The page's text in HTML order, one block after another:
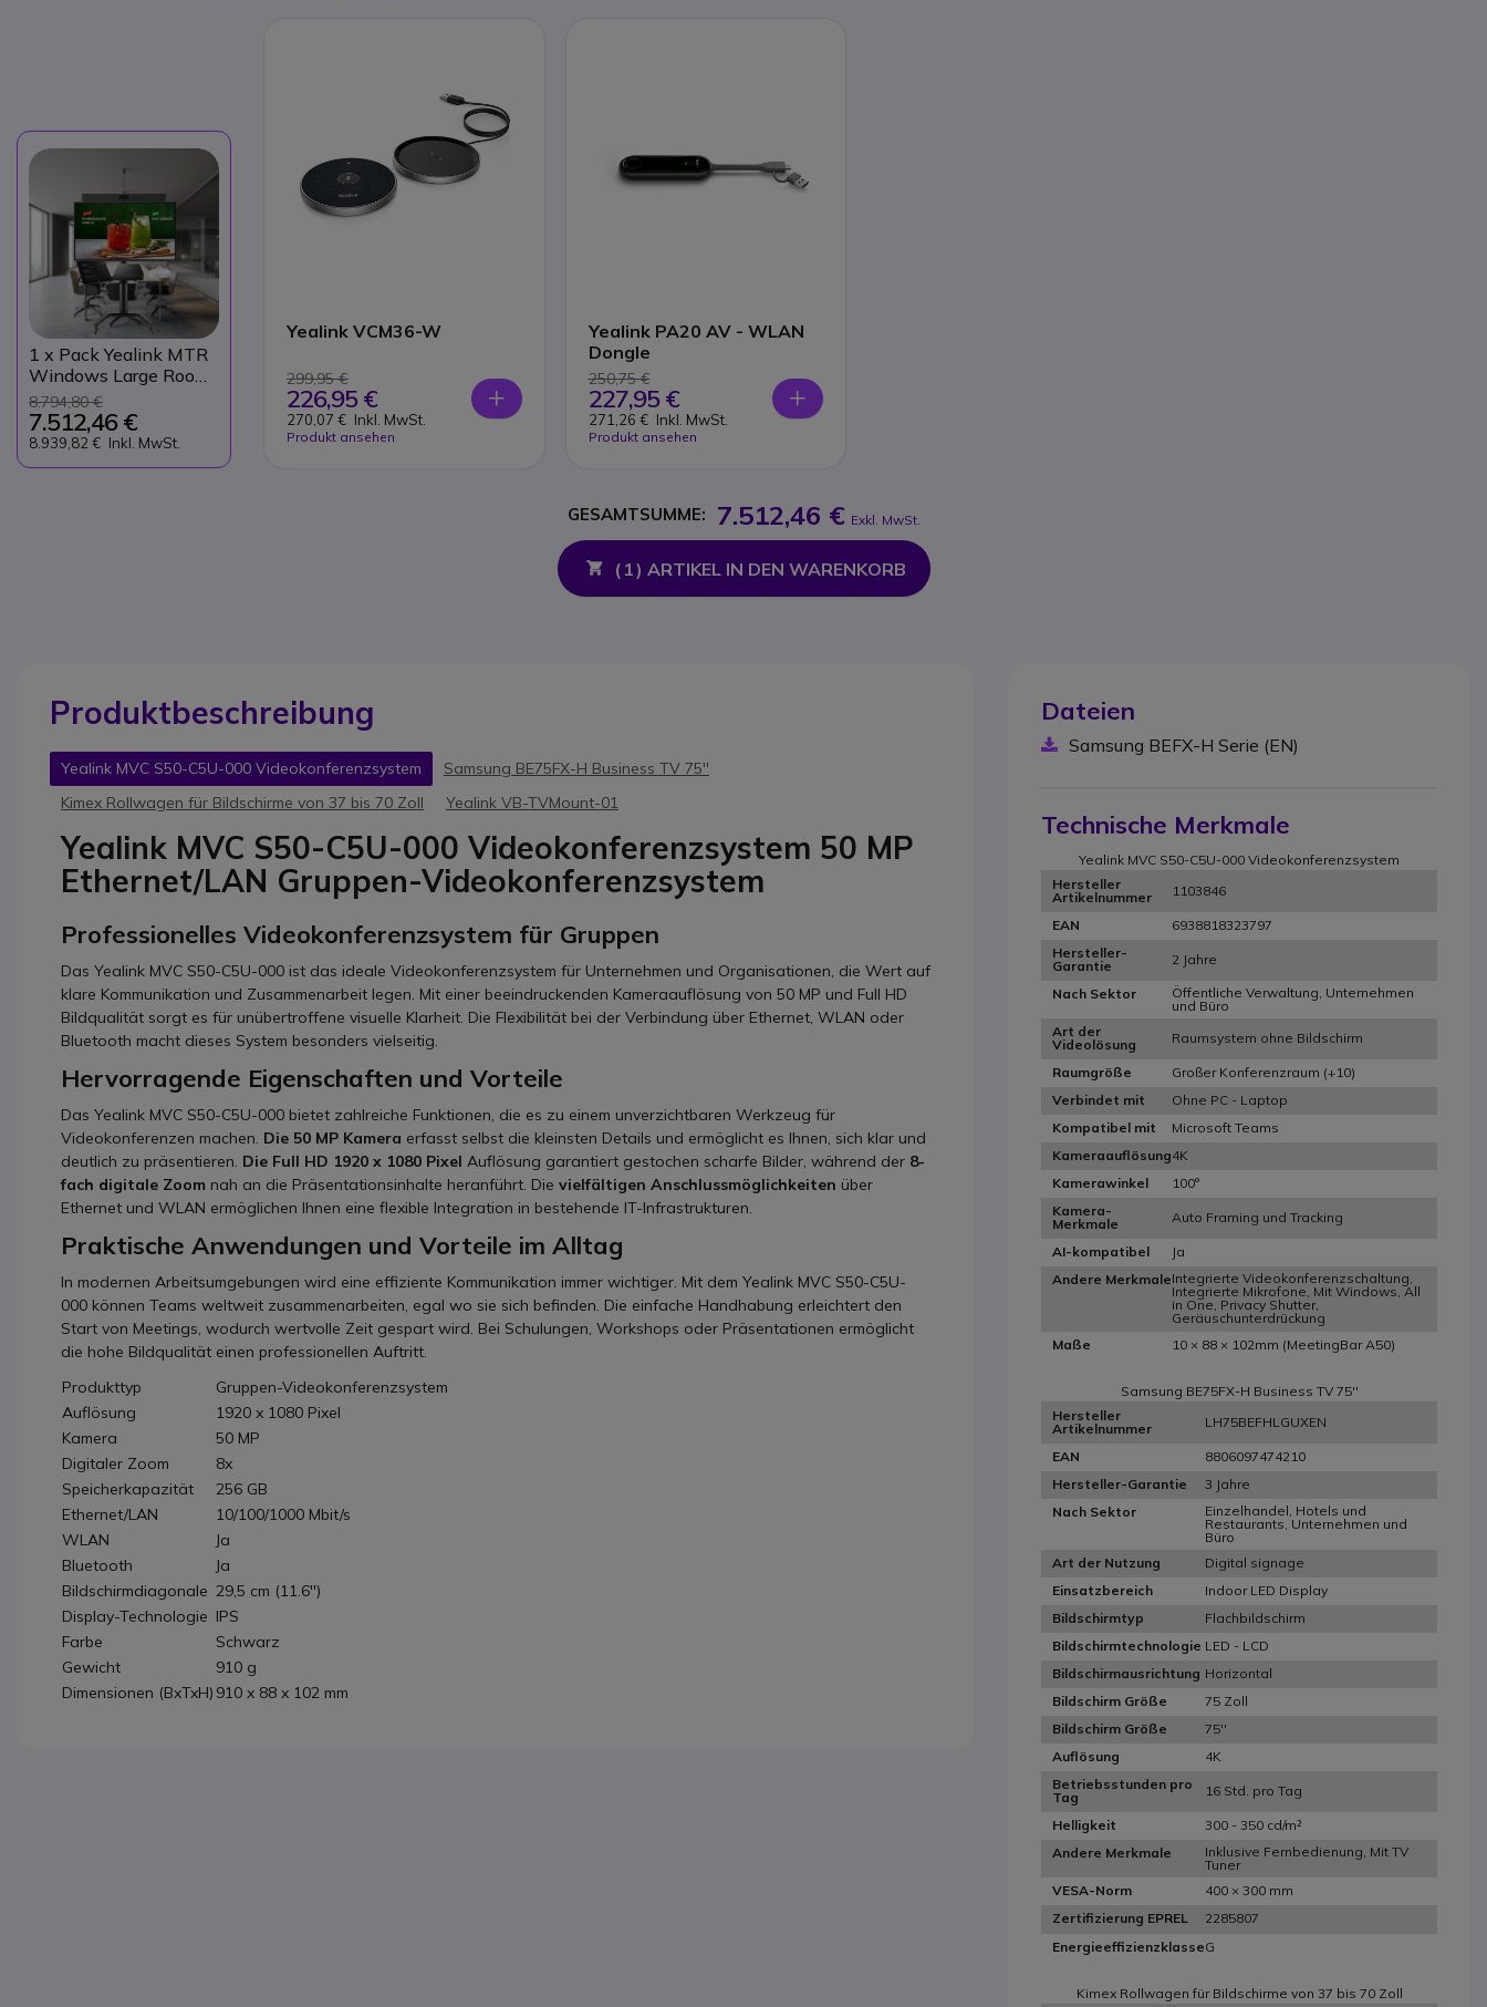
1 x Pack Yealink MTR
Windows Large Room
mit Rollwagen
8.794,80 €
7.512,46 €
8.939,82 € Inkl. MwSt.
Yealink VCM36-W
299,95 €
226,95 €
270,07 € Inkl. MwSt.
Produkt ansehen
Yealink PA20 AV - WLAN
Dongle
250,75 €
227,95 €
271,26 € Inkl. MwSt.
Produkt ansehen
GESAMTSUMME: 7.512,46 € Exkl. MwSt.
( 1) ARTIKEL IN DEN WARENKORB
Produktbeschreibung
Yealink MVC S50-C5U-000 Videokonferenzsystem
Samsung BE75FX-H Business TV 75''
Kimex Rollwagen für Bildschirme von 37 bis 70 Zoll
Yealink VB-TVMount-01
Yealink MVC S50-C5U-000 Videokonferenzsystem 50 MP
Ethernet/LAN Gruppen-Videokonferenzsystem
Professionelles Videokonferenzsystem für Gruppen
Das Yealink MVC S50-C5U-000 ist das ideale Videokonferenzsystem für Unternehmen und Organisationen, die Wert auf
klare Kommunikation und Zusammenarbeit legen. Mit einer beeindruckenden Kameraauflösung von 50 MP und Full HD
Bildqualität sorgt es für unübertroffene visuelle Klarheit. Die Flexibilität bei der Verbindung über Ethernet, WLAN oder
Bluetooth macht dieses System besonders vielseitig.
Hervorragende Eigenschaften und Vorteile
Das Yealink MVC S50-C5U-000 bietet zahlreiche Funktionen, die es zu einem unverzichtbaren Werkzeug für
Videokonferenzen machen. Die 50 MP Kamera erfasst selbst die kleinsten Details und ermöglicht es Ihnen, sich klar und
deutlich zu präsentieren. Die Full HD 1920 x 1080 Pixel Auflösung garantiert gestochen scharfe Bilder, während der 8-
fach digitale Zoom nah an die Präsentationsinhalte heranführt. Die vielfältigen Anschlussmöglichkeiten über
Ethernet und WLAN ermöglichen Ihnen eine flexible Integration in bestehende IT-Infrastrukturen.
Praktische Anwendungen und Vorteile im Alltag
In modernen Arbeitsumgebungen wird eine effiziente Kommunikation immer wichtiger. Mit dem Yealink MVC S50-C5U-
000 können Teams weltweit zusammenarbeiten, egal wo sie sich befinden. Die einfache Handhabung erleichtert den
Start von Meetings, wodurch wertvolle Zeit gespart wird. Bei Schulungen, Workshops oder Präsentationen ermöglicht
die hohe Bildqualität einen professionellen Auftritt.
Produkttyp
Gruppen-Videokonferenzsystem
Auflösung
1920 x 1080 Pixel
Kamera
50 MP
Digitaler Zoom
8x
Speicherkapazität
256 GB
Ethernet/LAN
10/100/1000 Mbit/s
WLAN
Ja
Bluetooth
Ja
Bildschirmdiagonale 29,5 cm (11.6'')
Display-Technologie IPS
Farbe
Schwarz
Gewicht
910 g
Dimensionen (BxTxH) 910 x 88 x 102 mm
Dateien
Samsung BEFX-H Serie (EN)
Technische Merkmale
Yealink MVC S50-C5U-000 Videokonferenzsystem
Hersteller
Artikelnummer
1103846
EAN
6938818323797
Hersteller-
Garantie
2 Jahre
Nach Sektor
Öffentliche Verwaltung, Unternehmen
und Büro
Art der
Videolösung
Raumsystem ohne Bildschirm
Raumgröße
Großer Konferenzraum (+10)
Verbindet mit
Ohne PC - Laptop
Kompatibel mit
Microsoft Teams
Kameraauflösung4K
Kamerawinkel
100°
Kamera-
Merkmale
Auto Framing und Tracking
AI-kompatibel
Ja
Andere MerkmaleIntegrierte Videokonferenzschaltung,
Integrierte Mikrofone, Mit Windows, All
in One, Privacy Shutter,
Geräuschunterdrückung
Maße
10 × 88 × 102mm (MeetingBar A50)
Samsung BE75FX-H Business TV 75''
Hersteller
Artikelnummer
LH75BEFHLGUXEN
EAN
8806097474210
Hersteller-Garantie
3 Jahre
Nach Sektor
Einzelhandel, Hotels und
Restaurants, Unternehmen und
Büro
Art der Nutzung
Digital signage
Einsatzbereich
Indoor LED Display
Bildschirmtyp
Flachbildschirm
Bildschirmtechnologie LED - LCD
Bildschirmausrichtung Horizontal
Bildschirm Größe
75 Zoll
Bildschirm Größe
75''
Auflösung
4K
Betriebsstunden pro
Tag
16 Std. pro Tag
Helligkeit
300 - 350 cd/m²
Andere Merkmale
Inklusive Fernbedienung, Mit TV
Tuner
VESA-Norm
400 × 300 mm
Zertifizierung EPREL
2285807
EnergieeffizienzklasseG
Kimex Rollwagen für Bildschirme von 37 bis 70 Zoll